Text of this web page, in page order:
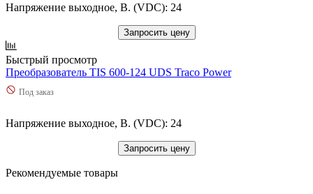
Напряжение выходное, В. (VDC): 24
Запросить цену
Быстрый просмотр
Преобразователь TIS 600-124 UDS Traco Power
Под заказ
Напряжение выходное, В. (VDC): 24
Запросить цену
Рекомендуемые товары